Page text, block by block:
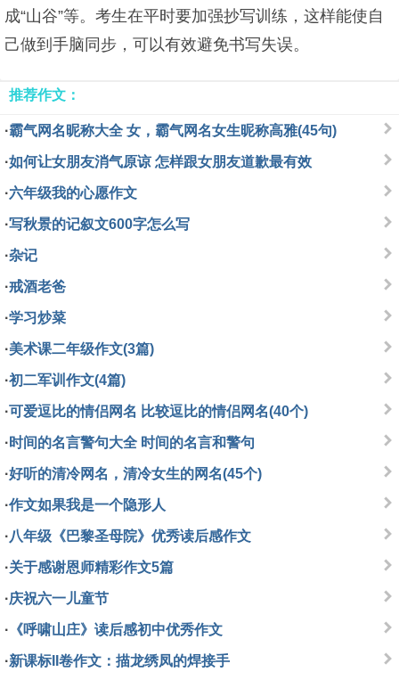
成“山谷”等。考生在平时要加强抄写训练，这样能使自
己做到手脑同步，可以有效避免书写失误。
推荐作文：
·霸气网名昵称大全 女，霸气网名女生昵称高雅(45句)
·如何让女朋友消气原谅 怎样跟女朋友道歉最有效
·六年级我的心愿作文
·写秋景的记叙文600字怎么写
·杂记
·戒酒老爸
·学习炒菜
·美术课二年级作文(3篇)
·初二军训作文(4篇)
·可爱逗比的情侣网名 比较逗比的情侣网名(40个)
· 时间的名言警句大全 时间的名言和警句
·好听的清冷网名，清冷女生的网名(45个)
·作文如果我是一个隐形人
·八年级《巴黎圣母院》优秀读后感作文
·关于感谢恩师精彩作文5篇
·庆祝六一儿童节
· 《呼啸山庄》读后感初中优秀作文
·新课标II卷作文：描龙绣凤的焊接手